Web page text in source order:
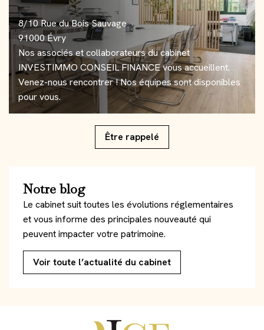
8/10 Rue du Bois Sauvage
91000 Évry
Nos associés et collaborateurs du cabinet
INVESTIMMO CONSEIL FINANCE vous accueillent.
Venez-nous rencontrer ! Nos équipes sont disponibles
pour vous.
Être rappelé
Notre blog
Le cabinet suit toutes les évolutions réglementaires
et vous informe des principales nouveauté qui
peuvent impacter votre patrimoine.
Voir toute l’actualité du cabinet